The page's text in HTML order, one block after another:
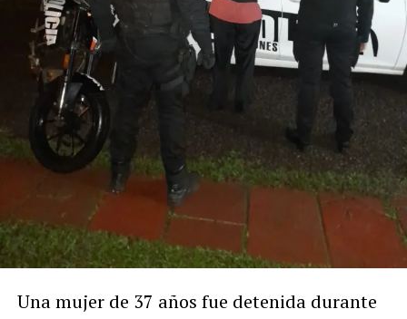
Una mujer de 37 años fue detenida durante